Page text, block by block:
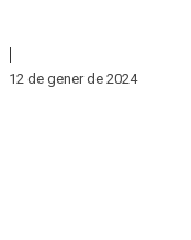
|
12 de gener de 2024